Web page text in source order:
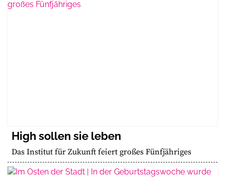
High sollen sie leben
Das Institut für Zukunft feiert großes Fünfjähriges